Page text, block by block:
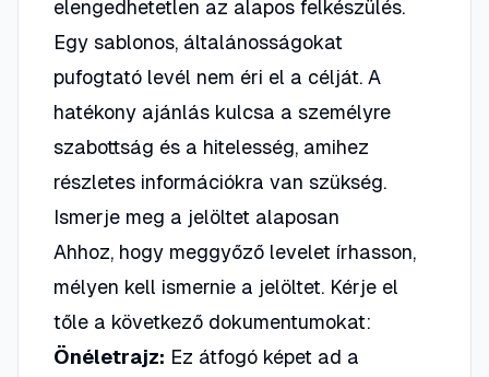
elengedhetetlen az alapos felkészülés.
Egy sablonos, általánosságokat
pufogtató levél nem éri el a célját. A
hatékony ajánlás kulcsa a személyre
szabottság és a hitelesség, amihez
részletes információkra van szükség.
Ismerje meg a jelöltet alaposan
Ahhoz, hogy meggyőző levelet írhasson,
mélyen kell ismernie a jelöltet. Kérje el
tőle a következő dokumentumokat:
Önéletrajz: Ez átfogó képet ad a